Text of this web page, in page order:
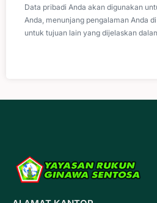
Data pribadi Anda akan digunakan
Anda, menunjang pengalaman Anda
untuk tujuan lain yang dijelaskan